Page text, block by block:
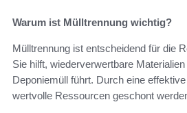
Warum ist Mülltrennung wichtig?
Mülltrennung ist entscheidend für die
Sie hilft, wiederverwertbare
Deponiemüll führt. Durch eine
wertvolle Ressourcen geschont